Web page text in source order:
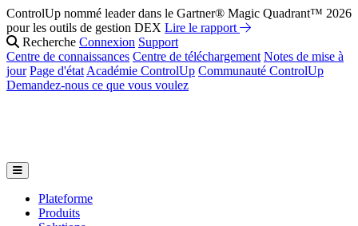
ControlUp nommé leader dans le Gartner® Magic Quadrant™ 2026
pour les outils de gestion DEX Lire le rapport
Recherche Connexion Support
Centre de connaissances Centre de téléchargement Notes de mise à
jour Page d'état Académie ControlUp Communauté ControlUp
Demandez-nous ce que vous voulez
Plateforme
Produits